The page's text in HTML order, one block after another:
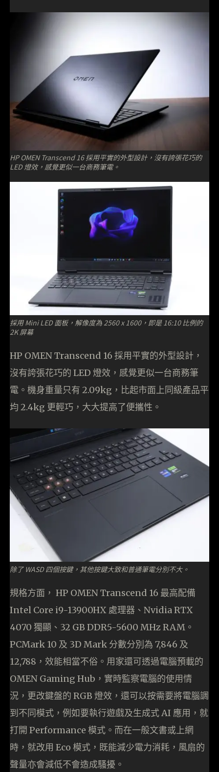
HP OMEN Transcend 16 採用平實的外型設計，沒有誇張花巧的
LED 燈效，感覺更似一台商務筆電。
採用 Mini LED 面板，解像度為 2560 x 1600，即是 16:10 比例的
2K 屏幕
HP OMEN Transcend 16 採用平實的外型設計，
沒有誇張花巧的 LED 燈效，感覺更似一台商務筆
電。機身重量只有 2.09kg，比起市面上同級產品平
均 2.4kg 更輕巧，大大提高了便攜性。
除了 WASD 四個按鍵，其他按鍵大致和普通筆電分別不大。
規格方面， HP OMEN Transcend 16 最高配備
Intel Core i9-13900HX 處理器、Nvidia RTX
4070 獨顯、32 GB DDR5-5600 MHz RAM。
PCMark 10 及 3D Mark 分數分別為 7,846 及
12,788，效能相當不俗。用家還可透過電腦預載的
OMEN Gaming Hub，實時監察電腦的使用情
況，更改鍵盤的 RGB 燈效，還可以按需要將電腦調
到不同模式，例如要執行遊戲及生成式 AI 應用，就
打開 Performance 模式。而在一般文書或上網
時，就改用 Eco 模式，既能減少電力消耗，風扇的
聲量亦會減低不會造成騷擾。